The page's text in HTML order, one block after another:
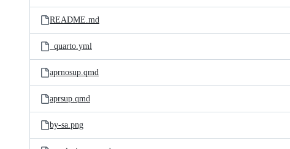
README.md
_quarto.yml
aprnosup.qmd
aprsup.qmd
by-sa.png